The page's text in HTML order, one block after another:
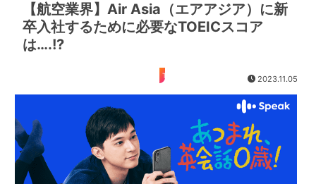
【航空業界】Air Asia（エアアジア）に新
卒入社するために必要なTOEICスコア
は….!?
TOEIC 2023.11.05